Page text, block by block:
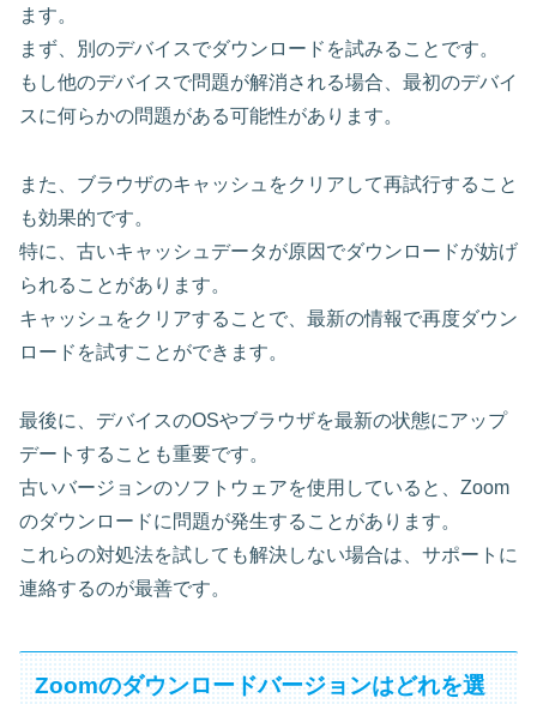
ます。
まず、別のデバイスでダウンロードを試みることです。
もし他のデバイスで問題が解消される場合、最初のデバイ
スに何らかの問題がある可能性があります。
また、ブラウザのキャッシュをクリアして再試行すること
も効果的です。
特に、古いキャッシュデータが原因でダウンロードが妨げ
られることがあります。
キャッシュをクリアすることで、最新の情報で再度ダウン
ロードを試すことができます。
最後に、デバイスのOSやブラウザを最新の状態にアップ
デートすることも重要です。
古いバージョンのソフトウェアを使用していると、Zoom
のダウンロードに問題が発生することがあります。
これらの対処法を試しても解決しない場合は、サポートに
連絡するのが最善です。
Zoomのダウンロードバージョンはどれを選